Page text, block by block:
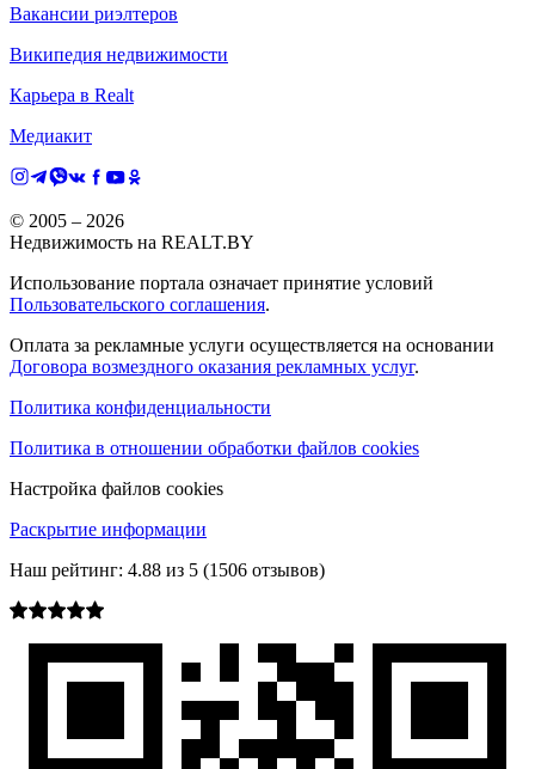
Вакансии риэлтеров
Википедия недвижимости
Карьера в Realt
Медиакит
© 2005 – 2026
Недвижимость на REALT.BY
Использование портала означает принятие условий
Пользовательского соглашения.
Оплата за рекламные услуги осуществляется на основании
Договора возмездного оказания рекламных услуг.
Политика конфиденциальности
Политика в отношении обработки файлов cookies
Настройка файлов cookies
Раскрытие информации
Наш рейтинг: 4.88 из 5 (1506 отзывов)